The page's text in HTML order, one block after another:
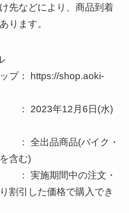
先などにより、商品到着
ります。
プ： https://shop.aoki-
年12月6日(水)
品商品(バイク・
含む)
間中の注文・
割引した価格で購入でき